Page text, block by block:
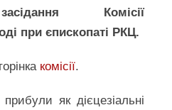
Комісії
при єпископаті РКЦ.
комісії.
прибули як дієцезіальні